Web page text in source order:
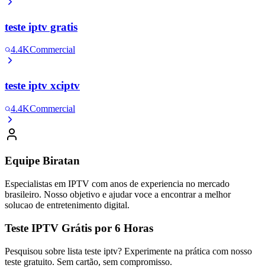
teste iptv gratis
4.4KCommercial
teste iptv xciptv
4.4KCommercial
Equipe Biratan
Especialistas em IPTV com anos de experiencia no mercado
brasileiro. Nosso objetivo e ajudar voce a encontrar a melhor
solucao de entretenimento digital.
Teste IPTV Grátis por 6 Horas
Pesquisou sobre lista teste iptv? Experimente na prática com nosso
teste gratuito. Sem cartão, sem compromisso.